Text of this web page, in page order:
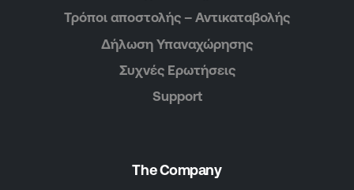
Τρόποι αποστολής – Αντικαταβολής
Δήλωση Υπαναχώρησης
Συχνές Ερωτήσεις
Support
The Company